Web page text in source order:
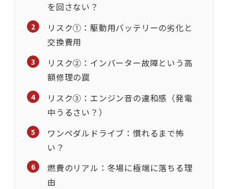
を回さない？
リスク①：駆動用バッテリーの劣化と
交換費用
リスク②：インバーター故障という高
額修理の罠
リスク③：エンジン音の違和感（発電
中うるさい？）
ワンペダルドライブ：慣れるまで怖
い？
燃費のリアル：冬場に極端に落ちる理
由